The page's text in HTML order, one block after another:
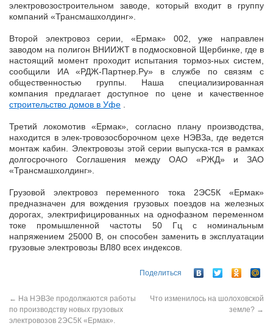
электровозостроительном заводе, который входит в группу
компаний «Трансмашхолдинг».
Второй электровоз серии, «Ермак» 002, уже направлен
заводом на полигон ВНИИЖТ в подмосковной Щербинке, где в
настоящий момент проходит испытания тормоз-ных систем,
сообщили ИА «РДЖ-Партнер.Ру» в службе по связям с
общественностью группы. Наша специализированная
компания предлагает доступное по цене и качественное
строительство домов в Уфе
Третий локомотив «Ермак», согласно плану производства,
находится в элек-тровозосборочном цехе НЭВЗа, где ведется
монтаж кабин. Электровозы этой серии выпуска-тся в рамках
долгосрочного Соглашения между ОАО «РЖД» и ЗАО
«Трансмашхолдинг».
Грузовой электровоз переменного тока 2ЭС5К «Ермак»
предназначен для вождения грузовых поездов на железных
дорогах, электрифицированных на однофазном переменном
токе промышленной частоты 50 Гц с номинальным
напряжением 25000 В, он способен заменить в эксплуатации
грузовые электровозы ВЛ80 всех индексов.
Поделиться
← На НЭВЗе продолжаются работы
по производству новых грузовых
электровозов 2ЭС5К «Ермак».
Что изменилось на шолоховской
земле? →